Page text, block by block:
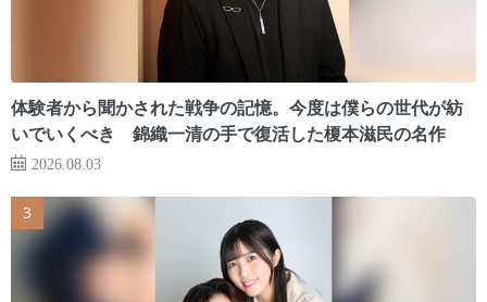
体験者から聞かされた戦争の記憶。今度は僕らの世代が紡
いでいくべき 錦織一清の手で復活した榎本滋民の名作
2026.08.03